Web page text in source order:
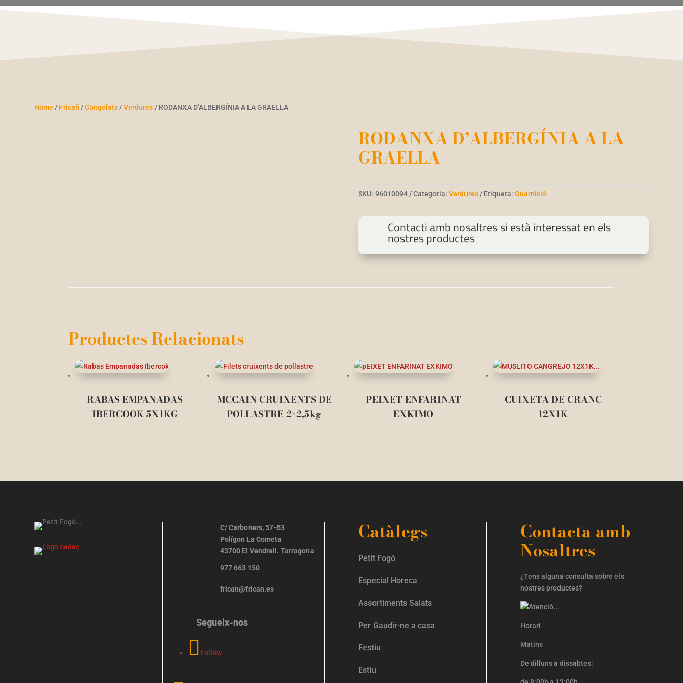
Home / Fricañ /Congelats /Verdures / RODANXA D’ALBERGÍNIA A LA GRAELLA
RODANXA D’ALBERGÍNIA A LA
GRAELLA
SKU:96010094 Categoria:Verdures Etiqueta:Guarnició
Contacti amb nosaltres si està interessat en els
nostres productes
Productes Relacionats
RABAS EMPANADAS
IBERCOOK 5X1KG
MCCAIN CRUIXENTS DE
POLLASTRE 2×2,5kg
PEIXET ENFARINAT
EXKIMO
CUIXETA DE CRANC
12X1K
C/ Carboners, 57-63
Polígon La Cometa
43700 El Vendrell. Tarragona
977 663 150
frican@frican.es
Segueix-nos
Follow
Catàlegs
Petit Fogó
Especial Horeca
Assortiments Salats
Per Gaudir-ne a casa
Festiu
Estiu
Contacta amb
Nosaltres
¿Tens alguna consulta sobre els
nostres productes?
Horari
Matins
De dilluns a dissabtes: